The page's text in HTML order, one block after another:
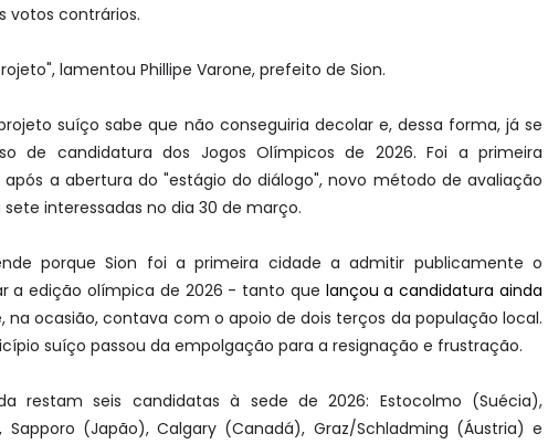
votos contrários.
lamentou Phillipe Varone, prefeito de Sion.
suíço sabe que não conseguiria decolar e, dessa forma, já se
de candidatura dos Jogos Olímpicos de 2026. Foi a primeira
a abertura do "estágio do diálogo", novo método de avaliação
interessadas no dia 30 de março.
porque Sion foi a primeira cidade a admitir publicamente o
a edição olímpica de 2026 - tanto que lançou a candidatura ainda
na ocasião, contava com o apoio de dois terços da população local.
suíço passou da empolgação para a resignação e frustração.
restam seis candidatas à sede de 2026: Estocolmo (Suécia),
Sapporo (Japão), Calgary (Canadá), Graz/Schladming (Áustria) e